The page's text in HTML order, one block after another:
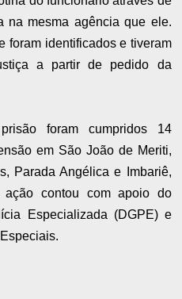
na mesma agência que ele.
foram identificados e tiveram
a partir de pedido da
foram cumpridos 14
em São João de Meriti,
Parada Angélica e Imbariê,
ação contou com apoio do
Especializada (DGPE) e